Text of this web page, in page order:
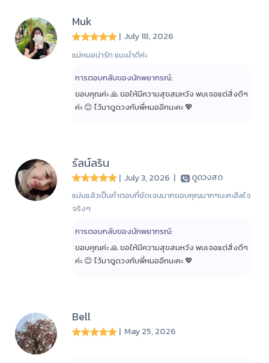
Muk
| July 18, 2026
แม่หมอน่ารัก แนะนำดีค่ะ
การตอบกลับของนักพยากรณ์:
ขอบคุณค่ะ 🙏 ขอให้มีความสุขสมหวัง พบเจอแต่สิ่งดีๆ
ค่ะ 😊 ไว้มาดูดวงกับพี่หมออีกนะคะ 💖
รัลน์ลริน
| July 3, 2026 | ดูดวงสด
แม่นแล้วเป็นคำตอบที่ชัดเจนมากขอบคุณมากๆนะคะฮีลใจ
จริงๆ
การตอบกลับของนักพยากรณ์:
ขอบคุณค่ะ 🙏 ขอให้มีความสุขสมหวัง พบเจอแต่สิ่งดีๆ
ค่ะ 😊 ไว้มาดูดวงกับพี่หมออีกนะคะ 💖
Bell
| May 25, 2026